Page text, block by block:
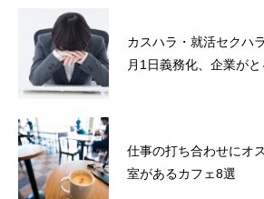
カスハラ・就活セクハ
月1日義務化、企業が
仕事の打ち合わせにオ
室があるカフェ8選